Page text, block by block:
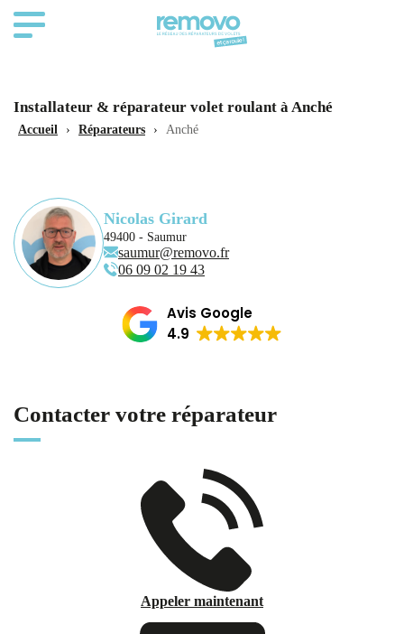
Installateur & réparateur volet roulant à Anché
Accueil › Réparateurs › Anché
Nicolas Girard
49400 - Saumur
saumur@removo.fr
06 09 02 19 43
Avis Google
4.9
Contacter votre réparateur
Appeler maintenant